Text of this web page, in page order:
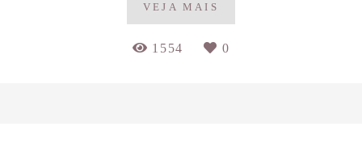
VEJA MAIS
1554 0